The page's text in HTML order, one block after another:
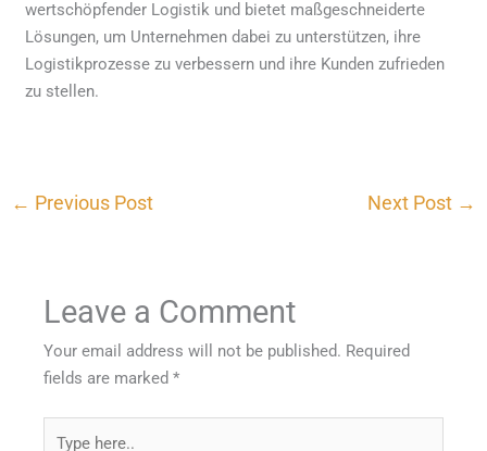
wertschöpfender Logistik und bietet maßgeschneiderte
Lösungen, um Unternehmen dabei zu unterstützen, ihre
Logistikprozesse zu verbessern und ihre Kunden zufrieden
zu stellen.
← Previous Post Next Post →
Leave a Comment
Your email address will not be published. Required
fields are marked*